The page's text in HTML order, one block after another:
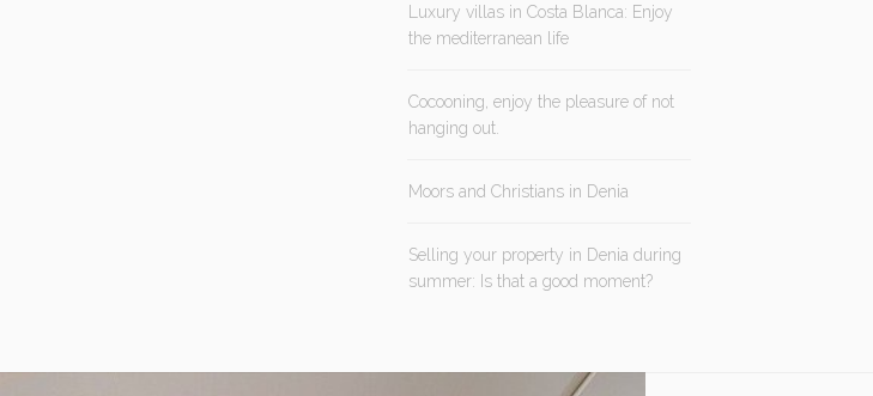
Luxury villas in Costa Blanca: Enjoy
the mediterranean life
Cocooning, enjoy the pleasure of not
hanging out.
Moors and Christians in Denia
Selling your property in Denia during
summer: Is that a good moment?